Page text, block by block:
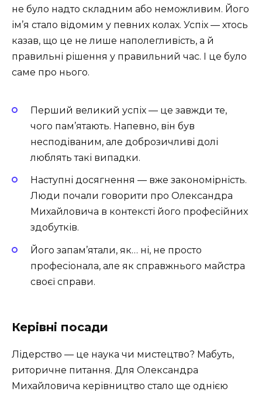
не було надто складним або неможливим. Його
ім’я стало відомим у певних колах. Успіх — хтось
казав, що це не лише наполегливість, а й
правильні рішення у правильний час. І це було
саме про нього.
Перший великий успіх — це завжди те,
чого пам’ятають. Напевно, він був
несподіваним, але доброзичливі долі
люблять такі випадки.
Наступні досягнення — вже закономірність.
Люди почали говорити про Олександра
Михайловича в контексті його професійних
здобутків.
Його запам’ятали, як… ні, не просто
професіонала, але як справжнього майстра
своєї справи.
Керівні посади
Лідерство — це наука чи мистецтво? Мабуть,
риторичне питання. Для Олександра
Михайловича керівництво стало ще однією